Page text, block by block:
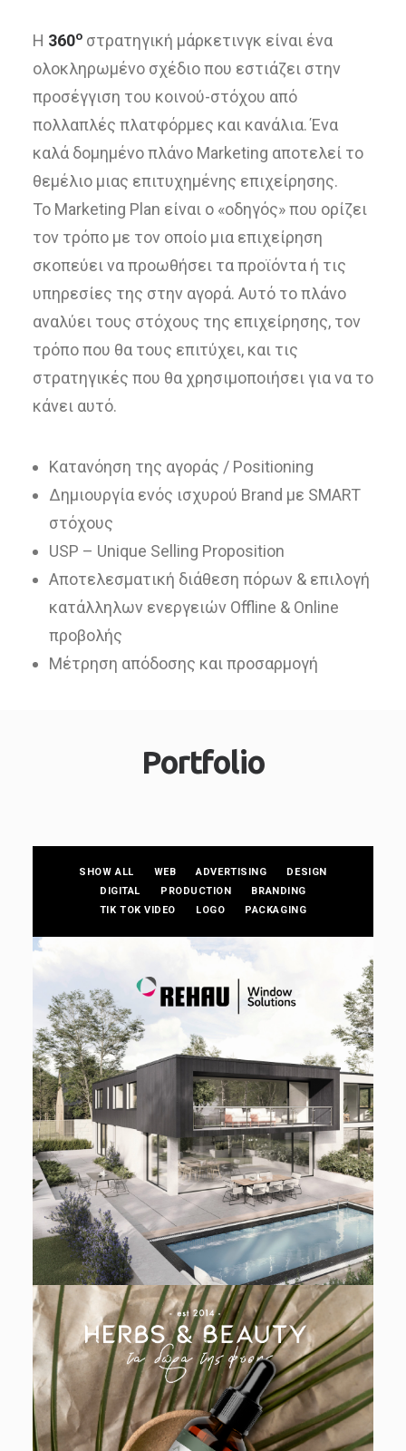
Η 360ο στρατηγική μάρκετινγκ είναι ένα
ολοκληρωμένο σχέδιο που εστιάζει στην
προσέγγιση του κοινού-στόχου από
πολλαπλές πλατφόρμες και κανάλια. Ένα
καλά δομημένο πλάνο Marketing αποτελεί το
θεμέλιο μιας επιτυχημένης επιχείρησης.
Το Marketing Plan είναι ο «οδηγός» που ορίζει
τον τρόπο με τον οποίο μια επιχείρηση
σκοπεύει να προωθήσει τα προϊόντα ή τις
υπηρεσίες της στην αγορά. Αυτό το πλάνο
αναλύει τους στόχους της επιχείρησης, τον
τρόπο που θα τους επιτύχει, και τις
στρατηγικές που θα χρησιμοποιήσει για να το
κάνει αυτό.
Κατανόηση της αγοράς / Positioning
Δημιουργία ενός ισχυρού Brand με SMART
στόχους
USP – Unique Selling Proposition
Αποτελεσματική διάθεση πόρων & επιλογή
κατάλληλων ενεργειών Offline & Online
προβολής
Μέτρηση απόδοσης και προσαρμογή
Portfolio
SHOW ALL WEB ADVERTISING
DESIGN
DIGITAL
PRODUCTION
BRANDING
TIK TOK VIDEO
LOGO PACKAGING
Advertising, Design, Digital